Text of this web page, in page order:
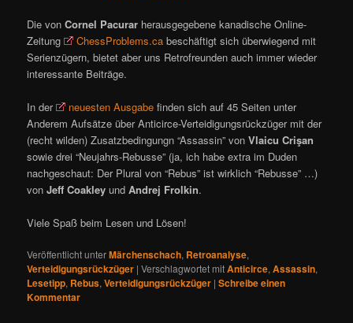
Die vonCornel Pacurar herausgegebene kanadische Online-
Zeitung
ChessProblems.ca beschäftigt sich überwiegend mit
Serienzügern, bietet aber uns Retrofreunden auch immer wieder
interessante Beiträge.
In der neuesten Ausgabe finden sich auf 45 Seiten unter
Anderem Aufsätze über Anticirce-Verteidigungsrückzüger mit der
(recht wilden) Zusatzbedingungn “Assassin” vonVlaicu Crişan
sowie drei “Neujahrs-Rebusse” (ja, ich habe extra im Duden
nachgeschaut: Der Plural von “Rebus” ist wirklich “Rebusse” …)
vonJeff Coakley undAndrej Frolkin.
Viele Spaß beim Lesen und Lösen!
Veröffentlicht unterMärchenschach, Retroanalyse,
Verteidigungsrückzüger |Verschlagwortet mitAnticirce,Assassin,
Lesetipp, Rebus,Verteidigungsrückzüger |Schreibe einen
Kommentar